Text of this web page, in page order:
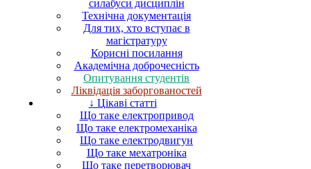
силабуси дисциплін
Технічна документація
Для тих, хто вступає в
магістратуру
Корисні посилання
Академічна доброчесність
Опитування студентів
Ліквідація заборгованостей
↓ Цікаві статті
Що таке електропривод
Що таке електромеханіка
Що таке електродвигун
Що таке мехатроніка
Що таке перетворювач